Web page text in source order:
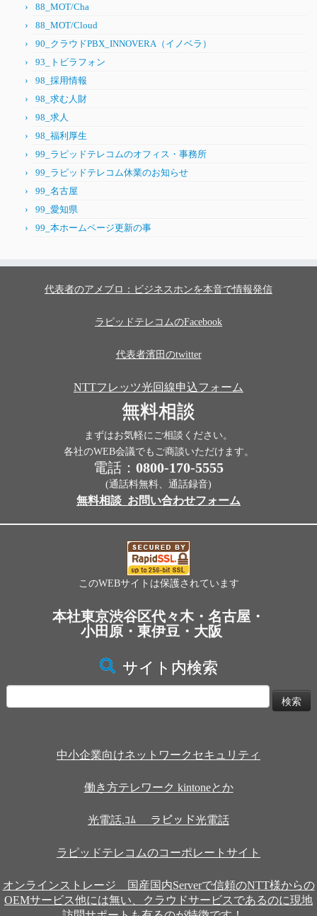
88_MOT/Cha
88_MOT/Cloud
90_クラウドPBX_INNOVERA（イノベラ）
93_トビラフォン
98_採用情報
98_求む人財
98_求人
98_福利厚生
99_ラピッドテレコムのオフィス・事務所
99_ラピッドテレコム休業のお知らせ
99_名古屋
99_愛知県
99_本ホームページ更新の事
代表者のアメブロ：ビジネスホンを本音で情報発信
ラピッドテレコムのFacebook
代表者濱田のtwitter
NTTフレッツ光回線申込フォーム
無料相談
まずはお気軽にご相談ください。
各社のWEB会議でもご商談いただけます。
電話： 0800-170-5555
(通話料無料、通話録音)
無料相談_お問い合わせフォーム
このWEBサイトは保護されています
本社東京渋谷区代々木・名古屋・
小田原・東伊豆・大阪
サイト内検索
索:
中小企業向けネットワークセキュリティ
働き方テレワーク kintoneとか
光電話.ｺﾑ ラピッド光電話
ラピッドテレコムのコーポレートサイト
オンラインストレージ 国産国内Serverで信頼のNTT様からの
OEMサービス他には無い、クラウドサービスであるのに現地